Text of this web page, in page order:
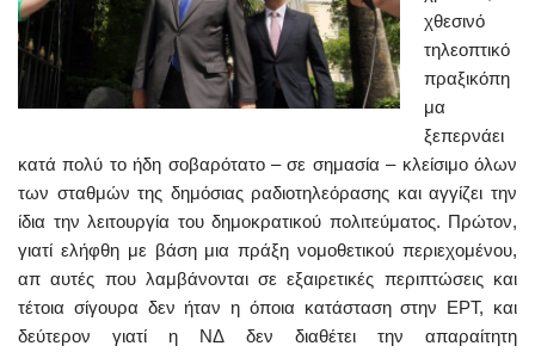
χθεσινό
τηλεοπτικό
πραξικόπη
μα
ξεπερνάει
κατά πολύ το ήδη σοβαρότατο – σε σημασία – κλείσιμο όλων
των σταθμών της δημόσιας ραδιοτηλεόρασης και αγγίζει την
ίδια την λειτουργία του δημοκρατικού πολιτεύματος. Πρώτον,
γιατί ελήφθη με βάση μια πράξη νομοθετικού περιεχομένου,
απ αυτές που λαμβάνονται σε εξαιρετικές περιπτώσεις και
τέτοια σίγουρα δεν ήταν η όποια κατάσταση στην ΕΡΤ, και
δεύτερον γιατί η ΝΔ δεν διαθέτει την απαραίτητη